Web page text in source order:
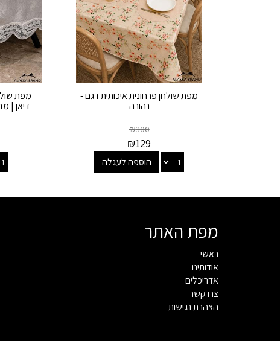
מפת שולחן פרחונית איכותית דגם -
נהורה
₪300
₪129
הוספה לעגלה
מפת
דיאן |
מפת האתר
ראשי
אודותינו
אדריכלים
צרו קשר
הצהרת נגישות